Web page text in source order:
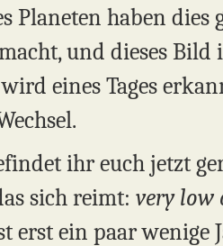
Planeten haben
und dieses
eines Tages
ihr euch jetzt
sich reimt: very low
erst ein paar